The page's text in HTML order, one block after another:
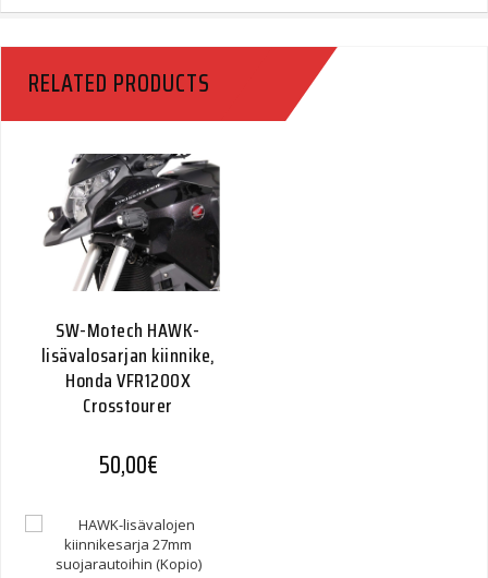
Quantity
RELATED PRODUCTS
SW-Motech HAWK-
lisävalosarjan kiinnike,
Honda VFR1200X
Crosstourer
50,00€